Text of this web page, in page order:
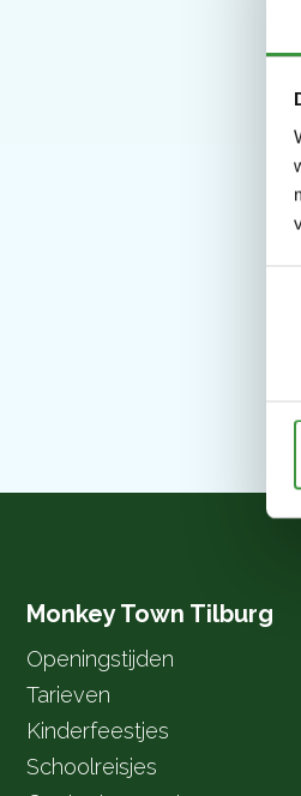
Monkey Town Tilburg
Openingstijden
Tarieven
Kinderfeestjes
Schoolreisjes